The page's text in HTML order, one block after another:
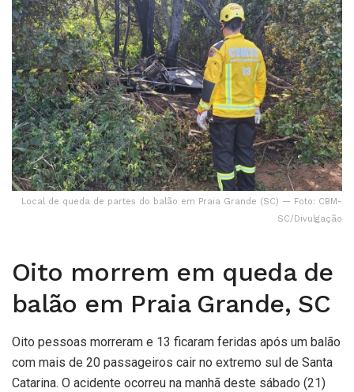
Local de queda de partes do balão em Praia Grande (SC) — Foto: CBM-
SC/Divulgação
Oito morrem em queda de
balão em Praia Grande, SC
Oito pessoas morreram e 13 ficaram feridas após um balão
com mais de 20 passageiros cair no extremo sul de Santa
Catarina. O acidente ocorreu na manhã deste sábado (21)